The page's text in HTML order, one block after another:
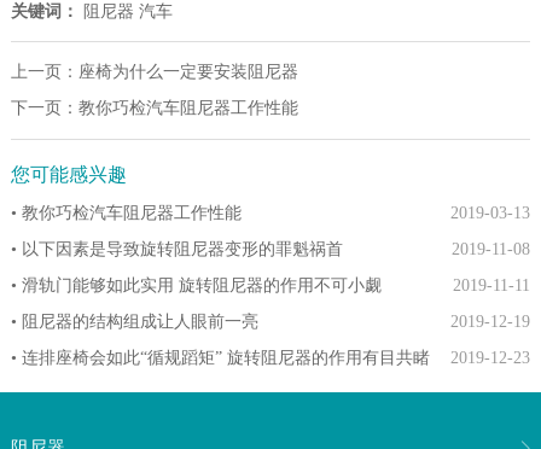
关键词： 阻尼器 汽车
上一页： 座椅为什么一定要安装阻尼器
下一页： 教你巧检汽车阻尼器工作性能
您可能感兴趣
2019-03-13
• 教你巧检汽车阻尼器工作性能
2019-11-08
• 以下因素是导致旋转阻尼器变形的罪魁祸首
2019-11-11
• 滑轨门能够如此实用 旋转阻尼器的作用不可小觑
2019-12-19
• 阻尼器的结构组成让人眼前一亮
2019-12-23
• 连排座椅会如此“循规蹈矩” 旋转阻尼器的作用有目共睹